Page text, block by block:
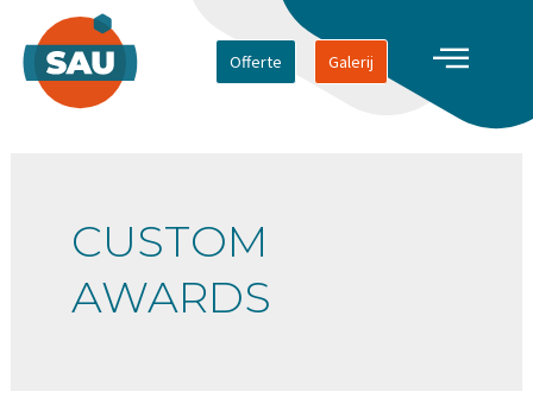
Offerte Galerij
CUSTOM
AWARDS